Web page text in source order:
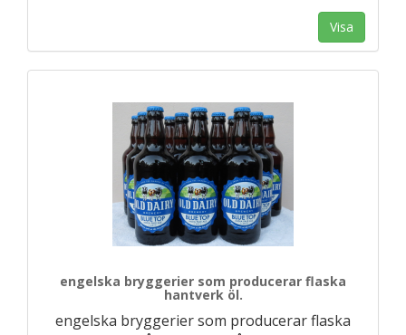
Visa
engelska bryggerier som producerar flaska
hantverk öl.
engelska bryggerier som producerar flaska